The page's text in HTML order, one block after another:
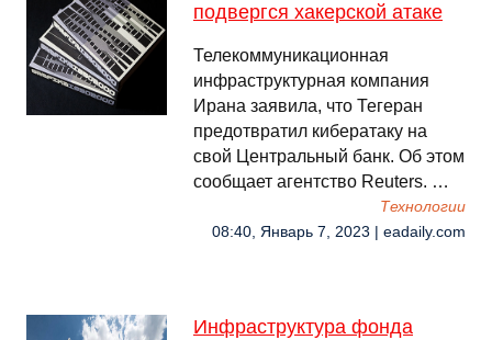
подвергся хакерской атаке
Телекоммуникационная
инфраструктурная компания
Ирана заявила, что Тегеран
предотвратил кибератаку на
свой Центральный банк. Об этом
сообщает агентство Reuters. …
Технологии
08:40, Январь 7, 2023 | eadaily.com
Инфраструктура фонда